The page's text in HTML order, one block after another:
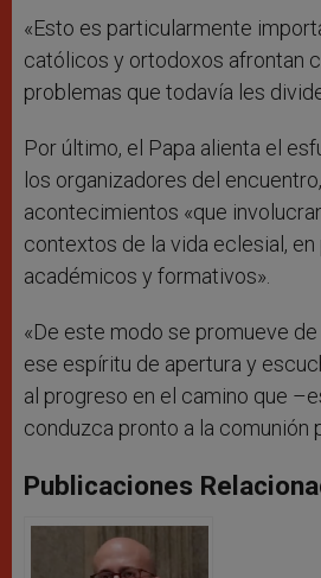
«Esto es particularmente
católicos y ortodoxos afrontan
problemas que todavía les
Por último, el Papa alienta el
los organizadores del
acontecimientos «que
contextos de la vida eclesial, en
académicos y formativos».
«De este modo se promueve
ese espíritu de apertura y
al progreso en el camino que
conduzca pronto a la comunión
Publicaciones